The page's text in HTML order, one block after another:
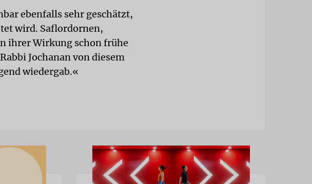
ebenfalls sehr geschätzt,
wird. Saflordornen,
ihrer Wirkung schon frühe
Jochanan von diesem
wiedergab.«